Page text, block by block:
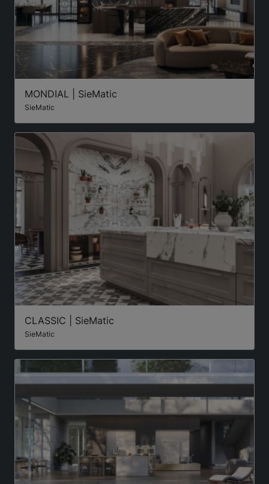
MONDIAL | SieMatic
SieMatic
CLASSIC | SieMatic
SieMatic